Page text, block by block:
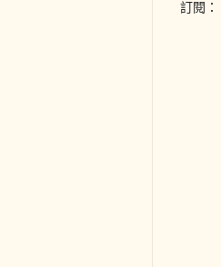
訂閱：